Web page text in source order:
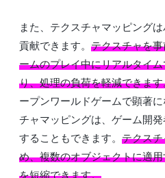
また、テクスチャマッピング
貢献できます。 テクスチャを
ームのプレイ中にリアルタイ
り、処理の負荷を軽減できます
ープンワールドゲームで顕著
チャマッピングは、ゲーム開
することもできます。 テクス
め、複数のオブジェクトに適
を短縮できます。